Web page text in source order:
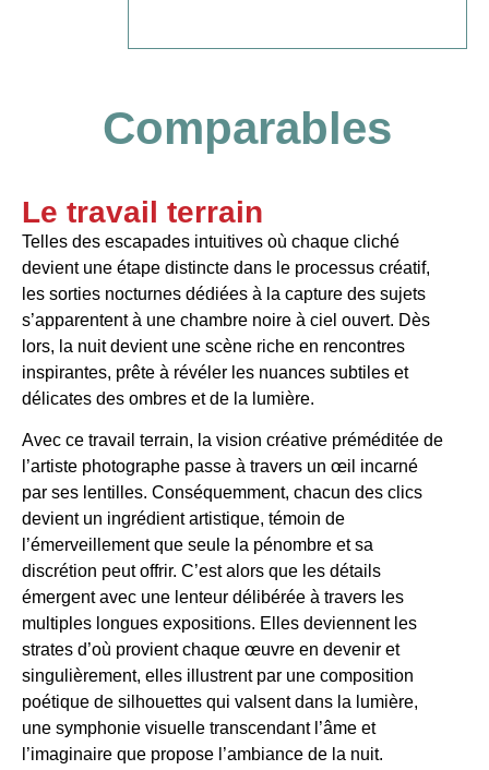
Comparables
Le travail terrain
Telles des escapades intuitives où chaque cliché
devient une étape distincte dans le processus créatif,
les sorties nocturnes dédiées à la capture des sujets
s’apparentent à une chambre noire à ciel ouvert. Dès
lors, la nuit devient une scène riche en rencontres
inspirantes, prête à révéler les nuances subtiles et
délicates des ombres et de la lumière.
Avec ce travail terrain, la vision créative préméditée de
l’artiste photographe passe à travers un œil incarné
par ses lentilles. Conséquemment, chacun des clics
devient un ingrédient artistique, témoin de
l’émerveillement que seule la pénombre et sa
discrétion peut offrir. C’est alors que les détails
émergent avec une lenteur délibérée à travers les
multiples longues expositions. Elles deviennent les
strates d’où provient chaque œuvre en devenir et
singulièrement, elles illustrent par une composition
poétique de silhouettes qui valsent dans la lumière,
une symphonie visuelle transcendant l’âme et
l’imaginaire que propose l’ambiance de la nuit.